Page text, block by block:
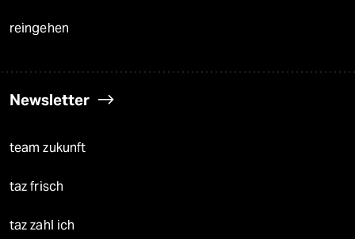
reingehen
Newsletter
team zukunft
taz frisch
taz zahl ich